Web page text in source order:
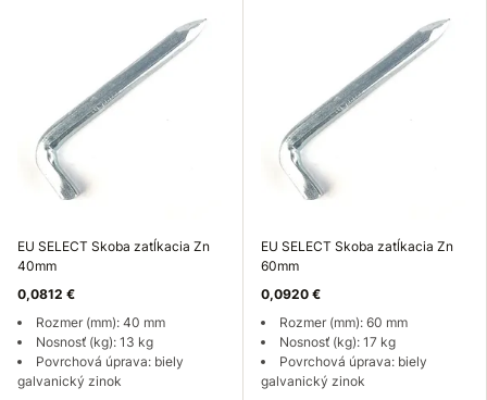
EU SELECT Skoba zatĺkacia Zn
40mm
0,0812 €
Rozmer (mm): 40 mm
Nosnosť (kg): 13 kg
Povrchová úprava: biely
galvanický zinok
EU SELECT Skoba zatĺkacia Zn
60mm
0,0920 €
Rozmer (mm): 60 mm
Nosnosť (kg): 17 kg
Povrchová úprava: biely
galvanický zinok